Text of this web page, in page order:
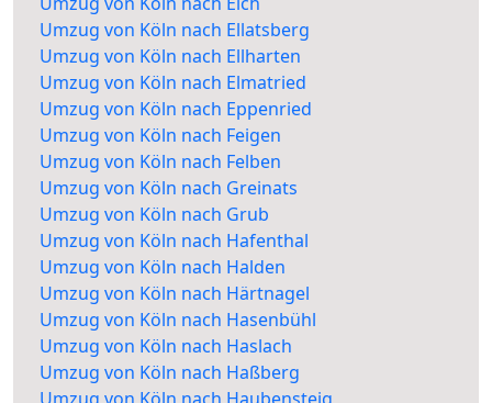
Umzug von Köln nach Ellatsberg
Umzug von Köln nach Ellharten
Umzug von Köln nach Elmatried
Umzug von Köln nach Eppenried
Umzug von Köln nach Feigen
Umzug von Köln nach Felben
Umzug von Köln nach Greinats
Umzug von Köln nach Grub
Umzug von Köln nach Hafenthal
Umzug von Köln nach Halden
Umzug von Köln nach Härtnagel
Umzug von Köln nach Hasenbühl
Umzug von Köln nach Haslach
Umzug von Köln nach Haßberg